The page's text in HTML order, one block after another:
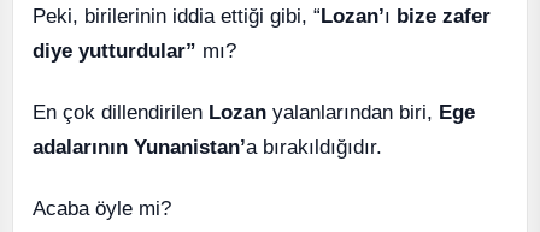
Peki, birilerinin iddia ettiği gibi, “Lozan’ı bize zafer
diye yutturdular” mı?
En çok dillendirilen Lozan yalanlarından biri, Ege
adalarının Yunanistan’a bırakıldığıdır.
Acaba öyle mi?